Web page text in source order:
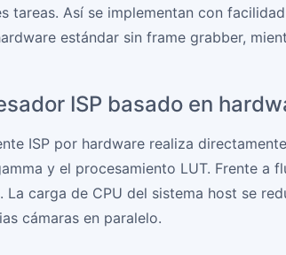
tareas. Así se implementan con
estándar sin frame grabber,
ISP basado en
ISP por hardware realiza
y el procesamiento LUT. Frente a
La carga de CPU del sistema host se
cámaras en paralelo.